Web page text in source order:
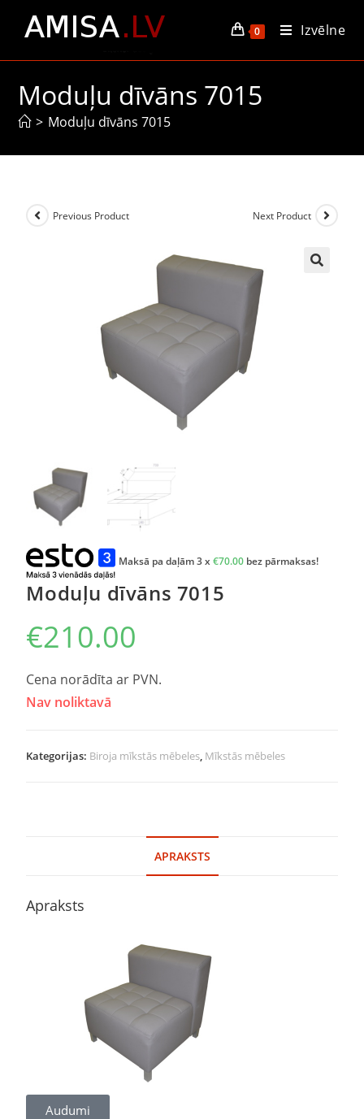
0 Izvēlne
Moduļu dīvāns 7015
> Moduļu dīvāns 7015
Previous Product Next Product
Maksā pa daļām 3 x€70.00 bez pārmaksas!
Moduļu dīvāns 7015
€210.00
Cena norādīta ar PVN.
Nav noliktavā
Kategorijas: Biroja mīkstās mēbeles, Mīkstās mēbeles
APRAKSTS
Apraksts
Audumi